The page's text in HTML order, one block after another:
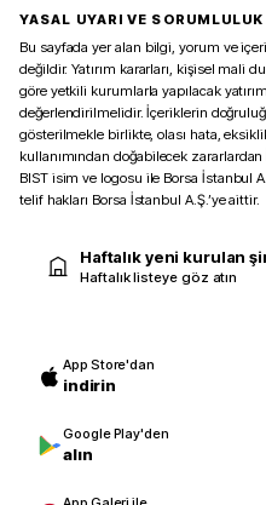
YASAL UYARI VE SORUMLULUK
Bu sayfada yer alan bilgi, yorum ve
değildir. Yatırım kararları, kişisel
göre yetkili kurumlarla yapılacak
değerlendirilmelidir. İçeriklerin
gösterilmekle birlikte, olası hata,
kullanımından doğabilecek
BIST isim ve logosu ile Borsa İstanbul
telif hakları Borsa İstanbul A.Ş.’ye aittir.
Haftalık yeni kurulan
Haftalık listeye göz atın
App Store'dan
indirin
Google Play'den
alın